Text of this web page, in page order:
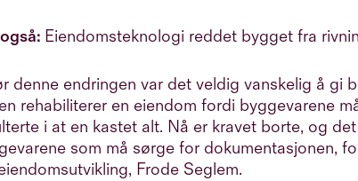
Eiendomsteknologi reddet bygget fra
denne endringen var det veldig vanskelig å gi
rehabiliterer en eiendom fordi byggevarene
i at en kastet alt. Nå er kravet borte, og
som må sørge for dokumentasjonen,
Frode Seglem.